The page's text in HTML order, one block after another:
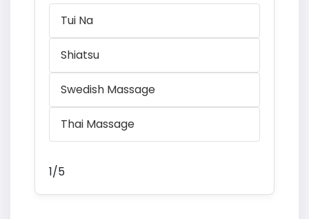
Tui Na
Shiatsu
Swedish Massage
Thai Massage
1/5